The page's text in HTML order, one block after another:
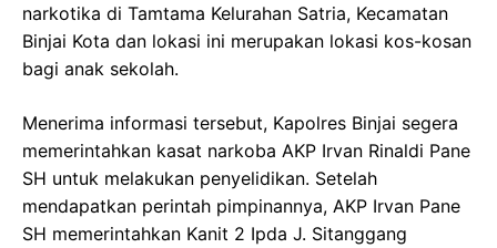
narkotika di Tamtama Kelurahan Satria, Kecamatan
Binjai Kota dan lokasi ini merupakan lokasi kos-kosan
bagi anak sekolah.
Menerima informasi tersebut, Kapolres Binjai segera
memerintahkan kasat narkoba AKP Irvan Rinaldi Pane
SH untuk melakukan penyelidikan. Setelah
mendapatkan perintah pimpinannya, AKP Irvan Pane
SH memerintahkan Kanit 2 Ipda J. Sitanggang